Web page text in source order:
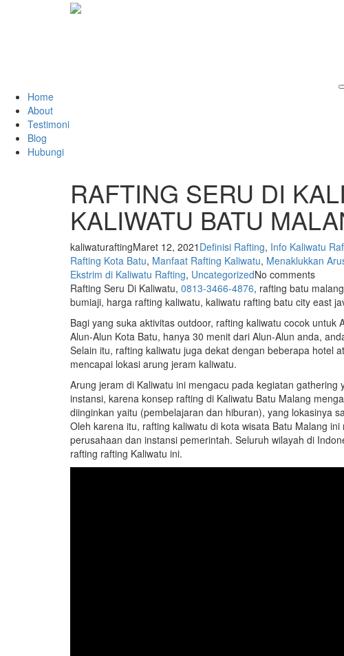
Home
About
Testimoni
Blog
Hubungi
RAFTING SERU DI
KALIWATU BATU
kaliwaturaftingMaret 12, 2021 Definisi Rafting, Info Kaliwatu
Rafting Kota Batu, Manfaat Rafting Kaliwatu, Menaklukkan
Ekstrim di Kaliwatu Rafting, UncategorizedNo comments
Rafting Seru Di Kaliwatu, 0813-3466-4876, rafting batu
bumiaji, harga rafting kaliwatu, kaliwatu rafting batu city east
Bagi yang suka aktivitas outdoor, rafting kaliwatu cocok
Alun-Alun Kota Batu, hanya 30 menit dari Alun-Alun anda,
Selain itu, rafting kaliwatu juga dekat dengan beberapa hotel
mencapai lokasi arung jeram kaliwatu.
Arung jeram di Kaliwatu ini mengacu pada kegiatan
instansi, karena konsep rafting di Kaliwatu Batu Malang
diinginkan yaitu (pembelajaran dan hiburan), yang lokasinya
Oleh karena itu, rafting kaliwatu di kota wisata Batu Malang
perusahaan dan instansi pemerintah. Seluruh wilayah di
rafting rafting Kaliwatu ini.